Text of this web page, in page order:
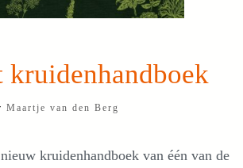
kruidenhandboek
Maartje van den Berg
kruidenhandboek van één van de